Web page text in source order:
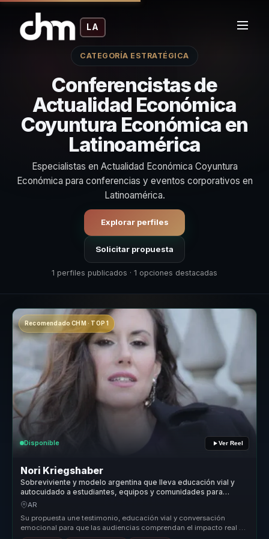
LA
CATEGORÍA ESTRATÉGICA
Conferencistas de
Actualidad Económica
Coyuntura Económica en
Latinoamérica
Especialistas en Actualidad Económica Coyuntura
Económica para conferencias y eventos corporativos en
Latinoamérica.
Explorar perfiles
Solicitar propuesta
1 perfiles publicados · 1 opciones destacadas
Recomendado CHM · TOP 1
Disponible Ver Reel
Nori Kriegshaber
Sobreviviente y modelo argentina que lleva educación vial y
autocuidado a estudiantes, equipos y comunidades para
fortalecer resiliencia.
AR
Su propuesta une testimonio, educación vial y conversación
emocional para que las audiencias comprendan el impacto real de
sus decisiones...